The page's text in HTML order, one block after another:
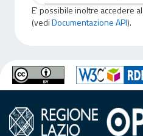
E' possibile inoltre accedere
(vediDocumentazione API).